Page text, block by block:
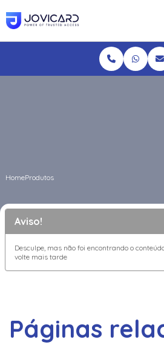
HomeProdutos
Aviso!
Desculpe, mas não foi encontrando o
volte mais tarde
Páginas